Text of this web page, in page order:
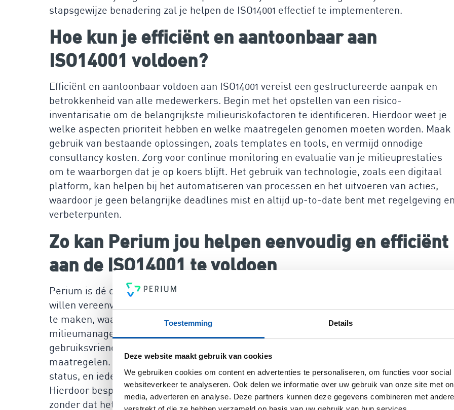
Toestemming Details
Deze website maakt gebruik van cookies
We gebruiken cookies om content en advertenties te personaliseren, om functies voor
websiteverkeer te analyseren. Ook delen we informatie over uw gebruik van onze site met
media, adverteren en analyse. Deze partners kunnen deze gegevens combineren met
stapsgewijze benadering zal je helpen de ISO14001 effectief te implementeren.
Hoe kun je efficiënt en aantoonbaar aan
ISO14001 voldoen?
Efficiënt en aantoonbaar voldoen aan ISO14001 vereist een gestructureerde aanpak en
betrokkenheid van alle medewerkers. Begin met het opstellen van een risico-
inventarisatie om de belangrijkste milieuriskofactoren te identificeren. Hierdoor weet je
welke aspecten prioriteit hebben en welke maatregelen genomen moeten worden. Maak
gebruik van bestaande oplossingen, zoals templates en tools, en vermijd onnodige
consultancy kosten. Zorg voor continue monitoring en evaluatie van je milieuprestaties
om te waarborgen dat je op koers blijft. Het gebruik van technologie, zoals een digitaal
platform, kan helpen bij het automatiseren van processen en het uitvoeren van acties,
waardoor je geen belangrijke deadlines mist en altijd up-to-date bent met regelgeving
verbeterpunten.
Zo kan Perium jou helpen eenvoudig en efficiënt
aan de ISO14001 te voldoen
Perium is dé oplossing voor handels ondernemingen die de complexiteit van ISO14001
willen vereenvoudigen. Ons platform is ontworpen om je binnen 30 minuten operationeel
te maken, waardoor je direct kunt starten met het verbeteren van je
milieumanagementsystemen. Je hebt geen dure consultancy nodig; Perium biedt een
gebruiksvriendelijke interface waarin je eenvoudig risico’s kunt koppelen aan
maatregelen. Onze technologie zorgt ervoor dat je continue inzicht hebt in je compliant-
status, en iedere wijziging in wet- en regelgeving wordt automatisch bijgehouden.
Hierdoor bespaar je tijd en middelen, en krijg je de controle over je milieuprestaties
zonder dat het je veel tijd of energie kost.